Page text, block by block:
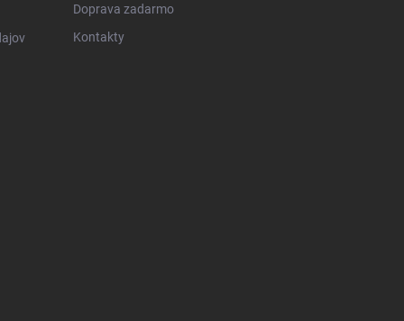
Doprava zadarmo
Kontakty